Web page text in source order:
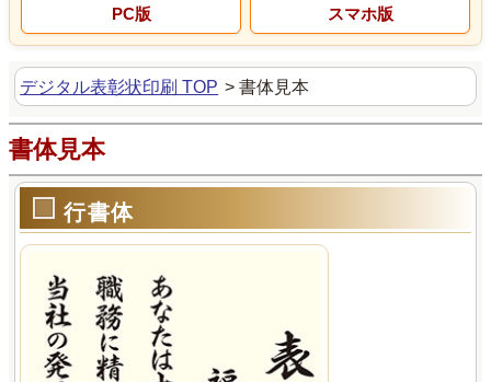
デジタル表彰状印刷 TOP > 書体見本
書体見本
行書体